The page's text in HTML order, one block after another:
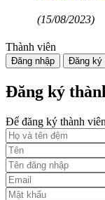
(15/08/2023)
Thành viên
Đăng nhập Đăng ký
Đăng ký
Để đăng ký thành